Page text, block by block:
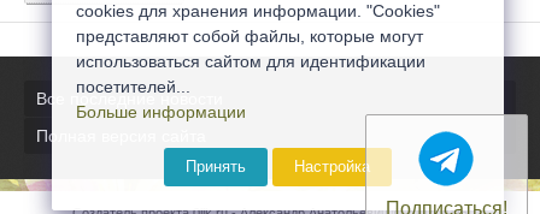
Все последние новости
Полная версия сайта
Подписаться!
cookies для хранения информации. "Cookies"
представляют собой файлы, которые могут
использоваться сайтом для идентификации
посетителей...
Больше информации
Принять Настройка